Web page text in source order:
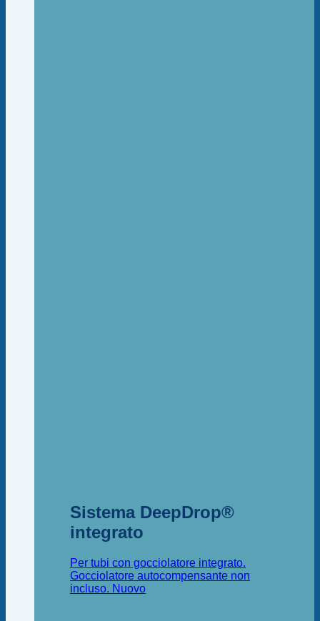
Sistema DeepDrop®
integrato
Per tubi con gocciolatore integrato.
Gocciolatore autocompensante non
incluso.